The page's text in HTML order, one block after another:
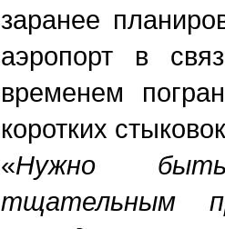
заранее
аэропорт в
временем
коротких
«Нужно
тщательным